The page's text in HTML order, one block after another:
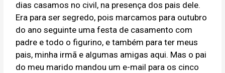
dias casamos no civil, na presença dos pais dele.
Era para ser segredo, pois marcamos para outubro
do ano seguinte uma festa de casamento com
padre e todo o figurino, e também para ter meus
pais, minha irmã e algumas amigas aqui. Mas o pai
do meu marido mandou um e-mail para os cinco